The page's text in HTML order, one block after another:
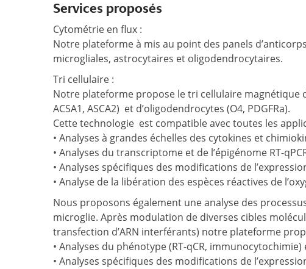
Services proposés
Cytométrie en flux :
Notre plateforme à mis au point des panels
microgliales, astrocytaires et oligodendrocytaires.
Tri cellulaire :
Notre plateforme propose le tri cellulaire magnétique
ACSA1, ASCA2) et d’oligodendrocytes (O4, PDGFRa).
Cette technologie est compatible avec toutes les
• Analyses à grandes échelles des cytokines et
• Analyses du transcriptome et de l’épigénome RT-
• Analyses spécifiques des modifications de
• Analyse de la libération des espèces réactives de
Nous proposons également une analyse des
microglie. Après modulation de diverses cibles
transfection d’ARN interférants) notre plateforme
• Analyses du phénotype (RT-qCR,
• Analyses spécifiques des modifications de